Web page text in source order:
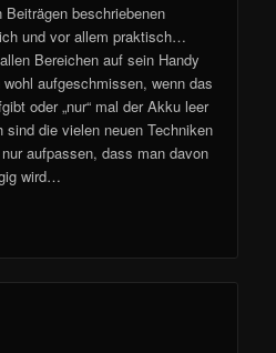
beschriebenen
und vor allem praktisch…
Bereichen auf sein Handy
aufgeschmissen, wenn das
oder „nur“ mal der Akku leer
die vielen neuen Techniken
aufpassen, dass man davon
wird…